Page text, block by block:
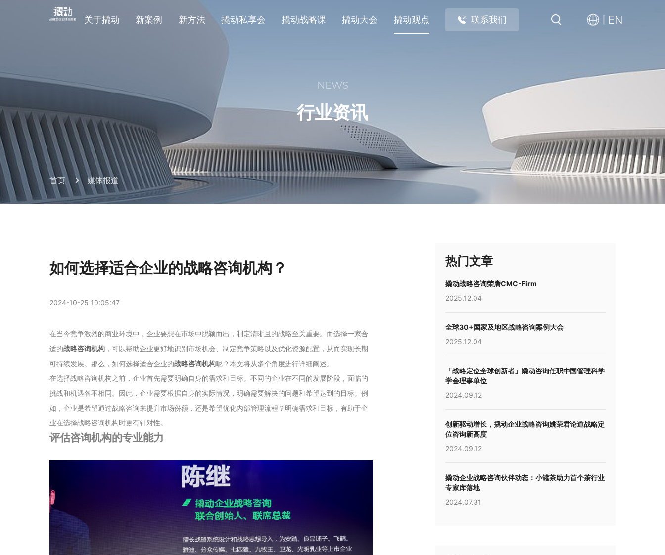
关于撬动 新案例 新方法 撬动私享会 撬动战略课 撬动大会 撬动观点 联系我们 EN
NEWS
行业资讯
首页 媒体报道
如何选择适合企业的战略咨询机构？
2024-10-25 10:05:47
在当今竞争激烈的商业环境中，企业要想在市场中脱颖而出，制定清晰且的战略至关重要。而选择一家合
适的战略咨询机构 ，可以帮助企业更好地识别市场机会、制定竞争策略以及优化资源配置，从而实现长期
可持续发展。那么，如何选择适合企业的战略咨询机构呢？本文将从多个角度进行详细阐述。
在选择战略咨询机构之前，企业首先需要明确自身的需求和目标。不同的企业在不同的发展阶段，面临的
挑战和机遇各不相同。因此，企业需要根据自身的实际情况，明确需要解决的问题和希望达到的目标。例
如，企业是希望通过战略咨询来提升市场份额，还是希望优化内部管理流程？明确需求和目标，有助于企
业在选择战略咨询机构时更有针对性。
评估咨询机构的专业能力
热门文章
撬动战略咨询荣膺CMC-Firm
2025.12.04
全球30+国家及地区战略咨询案例大会
2025.12.04
「战略定位全球创新者」撬动咨询任职中国管理科学
学会理事单位
2024.09.12
创新驱动增长，撬动企业战略咨询姚荣君论道战略定
位咨询新高度
2024.09.12
撬动企业战略咨询伙伴动态：小罐茶助力首个茶行业
专家库落地
2024.07.31